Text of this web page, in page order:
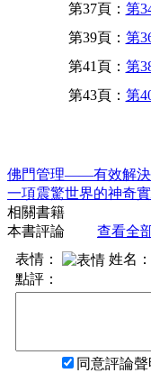
第37頁： 第
第39頁： 第
第41頁： 第
第43頁： 第
佛門管理——有效解
一項震驚世界的神
相關書籍
本書評論
查看全
表情：
姓名：
點評：
同意評論聲